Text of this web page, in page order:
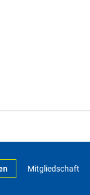
Mitgliedschaft